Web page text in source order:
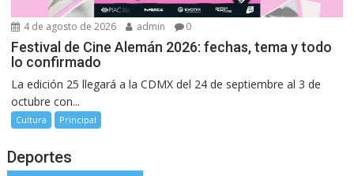
4 de agosto de 2026 admin 0
Festival de Cine Alemán 2026: fechas, tema y todo
lo confirmado
La edición 25 llegará a la CDMX del 24 de septiembre al 3 de
octubre con...
Cultura Principal
Deportes